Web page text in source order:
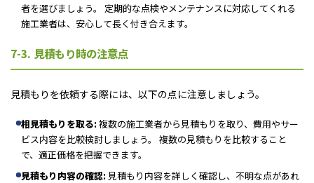
者を選びましょう。 定期的な点検やメンテナンスに対応してくれる
施工業者は、安心して長く付き合えます。
7-3. 見積もり時の注意点
見積もりを依頼する際には、以下の点に注意しましょう。
相見積もりを取る:複数の施工業者から見積もりを取り、費用やサー
ビス内容を比較検討しましょう。 複数の見積もりを比較すること
で、適正価格を把握できます。
見積もり内容の確認: 見積もり内容を詳しく確認し、不明な点があれ